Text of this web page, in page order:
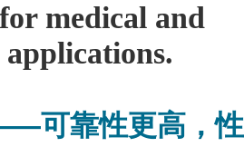
medical and
可靠性更高，性